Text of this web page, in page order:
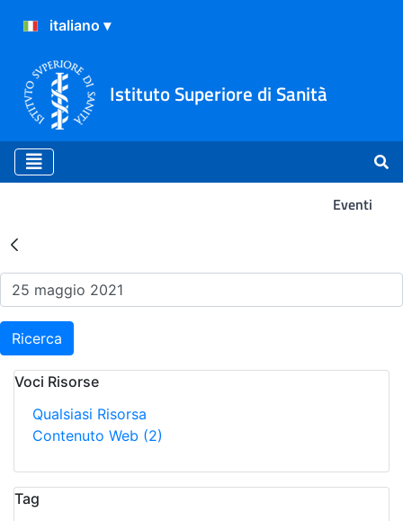
Istituto Superiore di Sanità
Eventi
Risultati della Ricerca -
Ricerca
Voci Risorse
Qualsiasi Risorsa
Contenuto Web (2)
Tag